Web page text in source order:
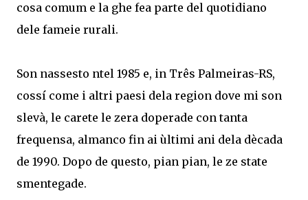
cosa comum e la ghe fea parte del quotidiano
dele fameie rurali.
Son nassesto ntel 1985 e, in Três Palmeiras-RS,
cossí come i altri paesi dela region dove mi son
slevà, le carete le zera doperade con tanta
frequensa, almanco fin ai ùltimi ani dela dècada
de 1990. Dopo de questo, pian pian, le ze state
smentegade.